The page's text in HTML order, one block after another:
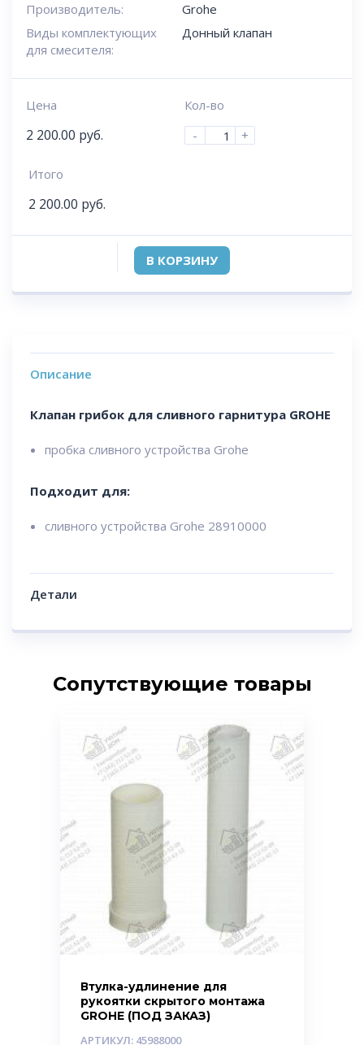
Производитель:
Grohe
Виды комплектующих
для смесителя:
Донный клапан
Цена
2 200.00 руб.
Кол-во
-
+
Итого
2 200.00 руб.
В КОРЗИНУ
Описание
Клапан грибок для сливного гарнитура GROHE
пробка сливного устройства Grohe
Подходит для:
сливного устройства Grohe 28910000
Детали
Сопутствующие товары
Втулка-удлинение для
рукоятки скрытого монтажа
GROHE (ПОД ЗАКАЗ)
АРТИКУЛ: 45988000